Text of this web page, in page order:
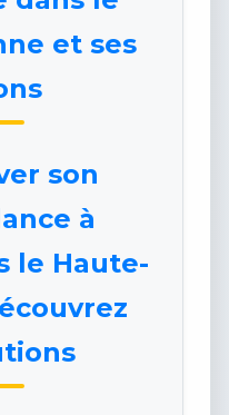
et ses
son
à
le Haute-